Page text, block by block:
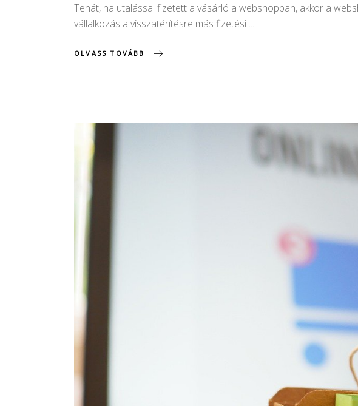
Tehát, ha utalással fizetett a vásárló a webshopban, akkor a
vállalkozás a visszatérítésre más fizetési
OLVASS TOVÁBB